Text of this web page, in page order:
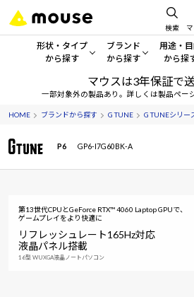
検索
形状・タイプ
から探す
形状・タイプから探す をすべてみる
デスクトップPC
ノートPC
サーバー
ワークステーション
ブランド
から探す
mouse
G TUNE
NEXTGEAR
用途・
から探
一般向
ゲーミ
スペ
マウスは3年保証で
一部対象外の製品あり。詳しくは製品ペー
HOME ブランドから探す G TUNE G TUNEシリー
P6 GP6-I7G60BK-A
第13世代CPUとGeForce RTX™ 4060 Laptop GPUで、
ゲームプレイをより快適に
リフレッシュレート165Hz対応
液晶パネル搭載
16型 WUXGA液晶ノートパソコン